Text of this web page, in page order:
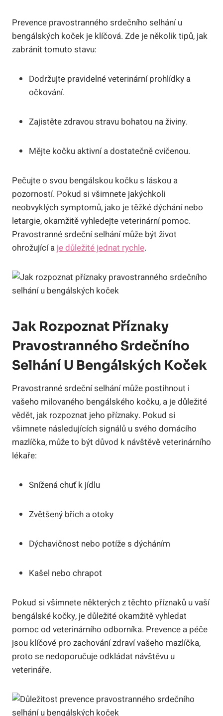
Prevence pravostranného srdečního selhání u
bengálských koček je klíčová. Zde je několik tipů, jak
zabránit tomuto stavu:
Dodržujte pravidelné veterinární prohlídky a
očkování.
Zajistěte zdravou stravu bohatou na živiny.
Mějte kočku aktivní a dostatečně cvičenou.
Pečujte o svou bengálskou kočku s láskou a
pozorností. Pokud si všimnete jakýchkoli
neobvyklých symptomů, jako je těžké dýchání nebo
letargie, okamžitě vyhledejte veterinární pomoc.
Pravostranné srdeční selhání může být život
ohrožující a je důležité jednat rychle.
Jak Rozpoznat Příznaky
Pravostranného Srdečního
Selhání U Bengálských Koček
Pravostranné srdeční selhání může postihnout i
vašeho milovaného bengálského kočku, a je důležité
vědět, jak rozpoznat jeho příznaky. Pokud si
všimnete následujících signálů u svého domácího
mazlíčka, může to být důvod k návštěvě veterinárního
lékaře:
Snížená chuť k jídlu
Zvětšený břich a otoky
Dýchavičnost nebo potíže s dýcháním
Kašel nebo chrapot
Pokud si všimnete některých z těchto příznaků u vaší
bengálské kočky, je důležité okamžitě vyhledat
pomoc od veterinárního odborníka. Prevence a péče
jsou klíčové pro zachování zdraví vašeho mazlíčka,
proto se nedoporučuje odkládat návštěvu u
veterináře.